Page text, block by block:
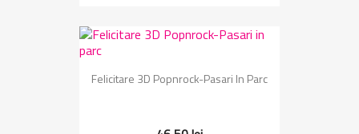
Felicitare 3D Popnrock-Pasari In Parc